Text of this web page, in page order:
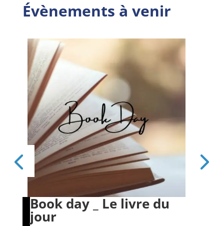
Évènements à venir
Book day _ Le livre du
jour